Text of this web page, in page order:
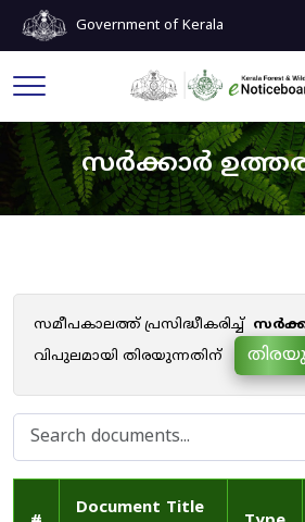
Government of Kerala
സർക്കാർ
സമീപകാലത്ത് പ്രസിദ്ധീകരിച്ച്
വിപുലമായി തിരയുന്നതിന്
Document Title